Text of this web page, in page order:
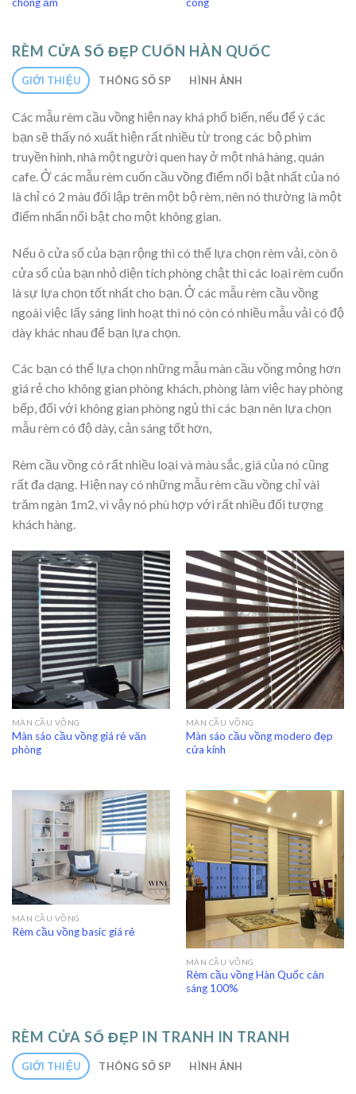
RÈM CỬA SỔ ĐẸP CUỐN HÀN QUỐC
GIỚI THIỆU THÔNG SỐ SP HÌNH ẢNH
Các mẫu rèm cầu vồng hiện nay khá phổ biến, nếu để ý các
bạn sẽ thấy nó xuất hiện rất nhiều từ trong các bộ phim
truyền hình, nhà một người quen hay ở một nhà hàng, quán
cafe. Ở các mẫu rèm cuốn cầu vồng điểm nổi bật nhất của nó
là chỉ có 2 màu đối lập trên một bộ rèm, nên nó thường là một
điểm nhấn nổi bật cho một không gian.
Nếu ô cửa sổ của bạn rộng thì có thể lựa chọn rèm vải, còn ô
cửa sổ của bạn nhỏ diện tích phòng chật thì các loại rèm cuốn
là sự lựa chọn tốt nhất cho bạn. Ở các mẫu rèm cầu vồng
ngoài việc lấy sáng linh hoạt thì nó còn có nhiều mẫu vải có độ
dày khác nhau để bạn lựa chọn.
Các bạn có thể lựa chọn những mẫu màn cầu vồng mỏng hơn
giá rẻ cho không gian phòng khách, phòng làm việc hay phòng
bếp, đối với không gian phòng ngủ thì các bạn nên lựa chọn
mẫu rèm có độ dày, cản sáng tốt hơn,
Rèm cầu vồng có rất nhiều loại và màu sắc, giá của nó cũng
rất đa dạng. Hiện nay có những mẫu rèm cầu vồng chỉ vài
trăm ngàn 1m2, vì vậy nó phù hợp với rất nhiều đối tượng
khách hàng.
MÀN CẦU VỒNG
Màn sáo cầu vồng giá rẻ văn
phòng
MÀN CẦU VỒNG
Màn sáo cầu vồng modero đẹp
cửa kính
MÀN CẦU VỒNG
Rèm cầu vồng basic giá rẻ
MÀN CẦU VỒNG
Rèm cầu vồng Hàn Quốc cản
sáng 100%
RÈM CỬA SỔ ĐẸP IN TRANH IN TRANH
GIỚI THIỆU THÔNG SỐ SP HÌNH ẢNH